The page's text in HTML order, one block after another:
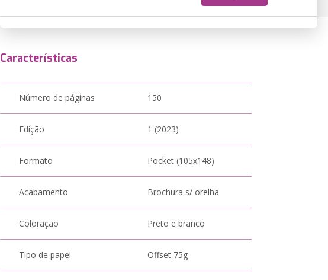
Características
Número de páginas 150
Edição 1 (2023)
Formato Pocket (105x148)
Acabamento Brochura s/ orelha
Coloração Preto e branco
Tipo de papel Offset 75g